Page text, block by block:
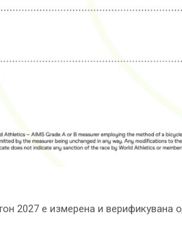
2027 е измерена и верификувана